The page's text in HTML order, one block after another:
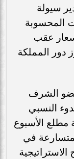
سيولة
المحسوبة
عقب
دور المملكة
الشرف
النسبي
مطلع الأسبوع
في
الاستراتيجية